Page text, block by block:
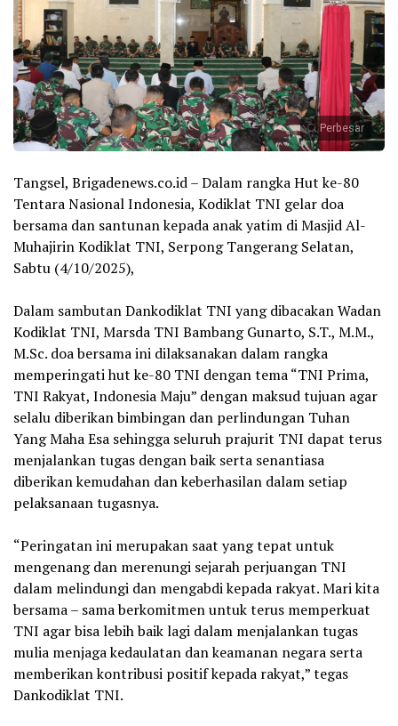
Perbesar
‎Tangsel, Brigadenews.co.id – Dalam rangka Hut ke-80
Tentara Nasional Indonesia, Kodiklat TNI gelar doa
bersama dan santunan kepada anak yatim di Masjid Al-
Muhajirin Kodiklat TNI, Serpong Tangerang Selatan,
Sabtu (4/10/2025),
‎Dalam sambutan Dankodiklat TNI yang dibacakan Wadan
Kodiklat TNI, Marsda TNI Bambang Gunarto, S.T., M.M.,
M.Sc. doa bersama ini dilaksanakan dalam rangka
memperingati hut ke-80 TNI dengan tema “TNI Prima,
TNI Rakyat, Indonesia Maju” dengan maksud tujuan agar
selalu diberikan bimbingan dan perlindungan Tuhan
Yang Maha Esa sehingga seluruh prajurit TNI dapat terus
menjalankan tugas dengan baik serta senantiasa
diberikan kemudahan dan keberhasilan dalam setiap
pelaksanaan tugasnya.
‎“Peringatan ini merupakan saat yang tepat untuk
mengenang dan merenungi sejarah perjuangan TNI
dalam melindungi dan mengabdi kepada rakyat. Mari kita
bersama – sama berkomitmen untuk terus memperkuat
TNI agar bisa lebih baik lagi dalam menjalankan tugas
mulia menjaga kedaulatan dan keamanan negara serta
memberikan kontribusi positif kepada rakyat,” tegas
Dankodiklat TNI.